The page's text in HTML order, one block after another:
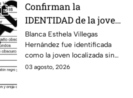
Confirman la
IDENTIDAD de la joven
hallada s1n v1da en
Celaya, Guanajuato;
llevaba dos días
desaparecida
Blanca Esthela Villegas
Hernández fue identificada
como la joven localizada sin
vida en Celaya, Guanajuato,
03 agosto, 2026